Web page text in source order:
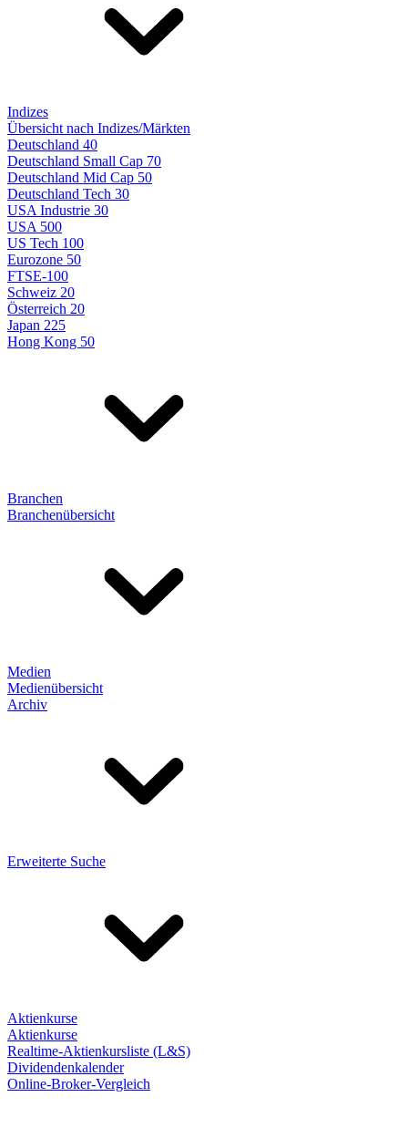
Indizes
Übersicht nach Indizes/Märkten
Deutschland 40
Deutschland Small Cap 70
Deutschland Mid Cap 50
Deutschland Tech 30
USA Industrie 30
USA 500
US Tech 100
Eurozone 50
FTSE-100
Schweiz 20
Österreich 20
Japan 225
Hong Kong 50
Branchen
Branchenübersicht
Medien
Medienübersicht
Archiv
Erweiterte Suche
Aktienkurse
Aktienkurse
Realtime-Aktienkursliste (L&S)
Dividendenkalender
Online-Broker-Vergleich